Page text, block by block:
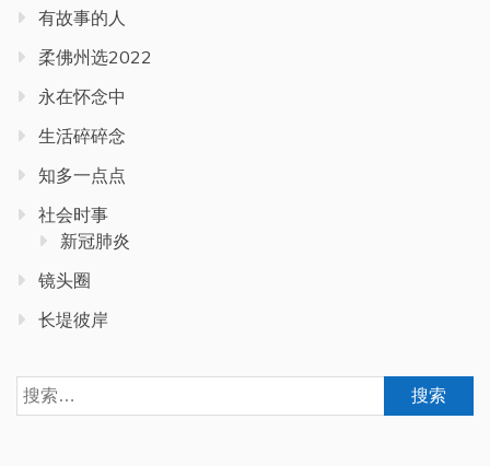
有故事的人
柔佛州选2022
永在怀念中
生活碎碎念
知多一点点
社会时事
新冠肺炎
镜头圈
长堤彼岸
搜
索：